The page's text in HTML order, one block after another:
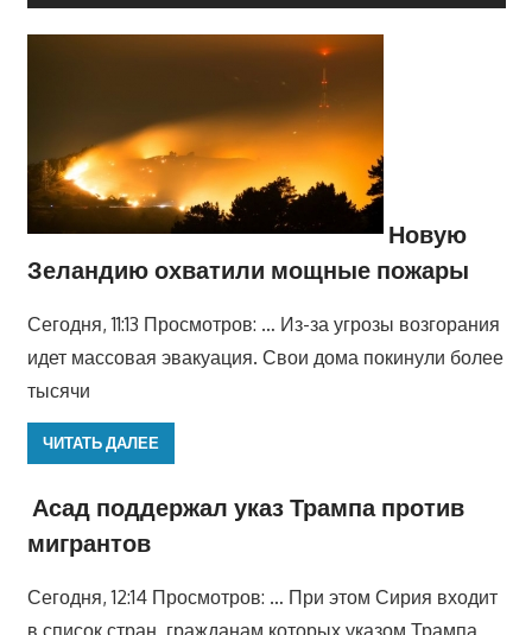
Новую
Зеландию охватили мощные пожары
Сегодня, 11:13 Просмотров: … Из-за угрозы возгорания
идет массовая эвакуация. Свои дома покинули более
тысячи
ЧИТАТЬ ДАЛЕЕ
Асад поддержал указ Трампа против
мигрантов
Сегодня, 12:14 Просмотров: … При этом Сирия входит